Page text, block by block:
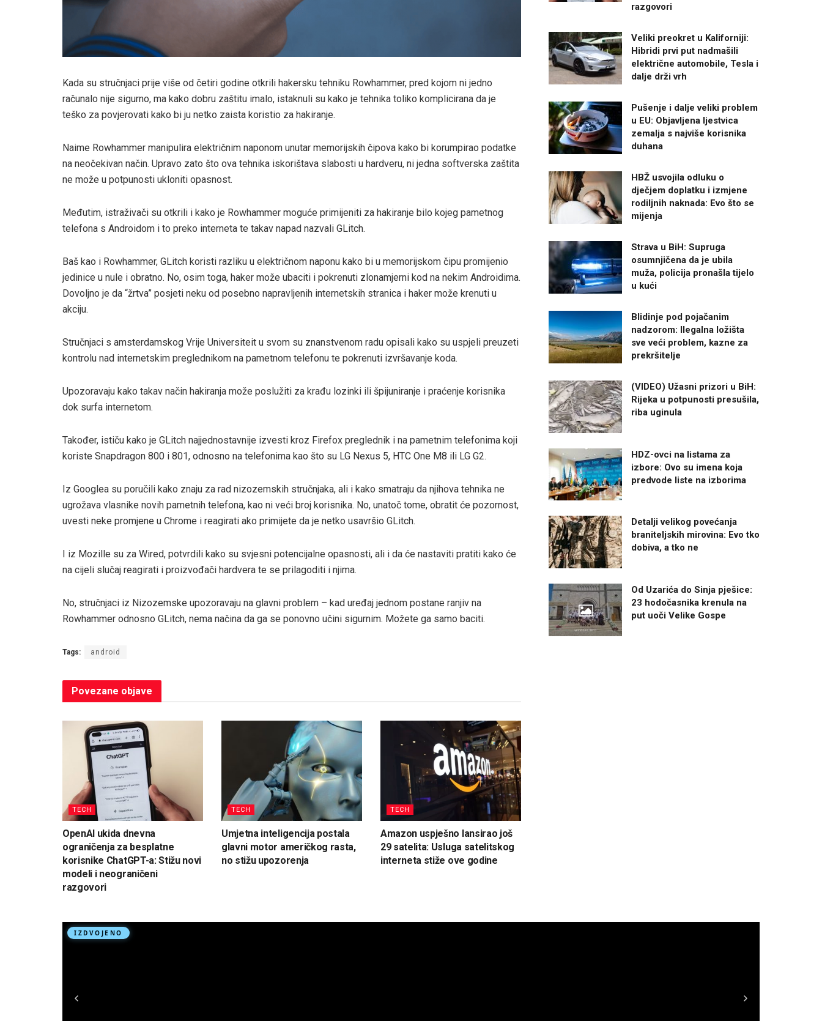
Kada su stručnjaci prije više od četiri godine otkrili hakersku tehniku Rowhammer, pred kojom ni jedno
računalo nije sigurno, ma kako dobru zaštitu imalo, istaknuli su kako je tehnika toliko komplicirana da je
teško za povjerovati kako bi ju netko zaista koristio za hakiranje.
Naime Rowhammer manipulira električnim naponom unutar memorijskih čipova kako bi korumpirao podatke
na neočekivan način. Upravo zato što ova tehnika iskorištava slabosti u hardveru, ni jedna softverska zaštita
ne može u potpunosti ukloniti opasnost.
Međutim, istraživači su otkrili i kako je Rowhammer moguće primijeniti za hakiranje bilo kojeg pametnog
telefona s Androidom i to preko interneta te takav napad nazvali GLitch.
Baš kao i Rowhammer, GLitch koristi razliku u električnom naponu kako bi u memorijskom čipu promijenio
jedinice u nule i obratno. No, osim toga, haker može ubaciti i pokrenuti zlonamjerni kod na nekim Androidima.
Dovoljno je da “žrtva” posjeti neku od posebno napravljenih internetskih stranica i haker može krenuti u
akciju.
Stručnjaci s amsterdamskog Vrije Universiteit u svom su znanstvenom radu opisali kako su uspjeli preuzeti
kontrolu nad internetskim preglednikom na pametnom telefonu te pokrenuti izvršavanje koda.
Upozoravaju kako takav način hakiranja može poslužiti za krađu lozinki ili špijuniranje i praćenje korisnika
dok surfa internetom.
Također, ističu kako je GLitch najjednostavnije izvesti kroz Firefox preglednik i na pametnim telefonima koji
koriste Snapdragon 800 i 801, odnosno na telefonima kao što su LG Nexus 5, HTC One M8 ili LG G2.
Iz Googlea su poručili kako znaju za rad nizozemskih stručnjaka, ali i kako smatraju da njihova tehnika ne
ugrožava vlasnike novih pametnih telefona, kao ni veći broj korisnika. No, unatoč tome, obratit će pozornost,
uvesti neke promjene u Chrome i reagirati ako primijete da je netko usavršio GLitch.
I iz Mozille su za Wired, potvrdili kako su svjesni potencijalne opasnosti, ali i da će nastaviti pratiti kako će
na cijeli slučaj reagirati i proizvođači hardvera te se prilagoditi i njima.
No, stručnjaci iz Nizozemske upozoravaju na glavni problem – kad uređaj jednom postane ranjiv na
Rowhammer odnosno GLitch, nema načina da ga se ponovno učini sigurnim. Možete ga samo baciti.
Tags: android
Povezane objave
TECH
OpenAI ukida dnevna
ograničenja za besplatne
korisnike ChatGPT-a: Stižu novi
modeli i neograničeni
razgovori
TECH
Umjetna inteligencija postala
glavni motor američkog rasta,
no stižu upozorenja
TECH
Amazon uspješno lansirao još
29 satelita: Usluga satelitskog
interneta stiže ove godine
razgovori
Veliki preokret u Kaliforniji:
Hibridi prvi put nadmašili
električne automobile, Tesla i
dalje drži vrh
Pušenje i dalje veliki problem
u EU: Objavljena ljestvica
zemalja s najviše korisnika
duhana
HBŽ usvojila odluku o
dječjem doplatku i izmjene
rodiljnih naknada: Evo što se
mijenja
Strava u BiH: Supruga
osumnjičena da je ubila
muža, policija pronašla tijelo
u kući
Blidinje pod pojačanim
nadzorom: Ilegalna ložišta
sve veći problem, kazne za
prekršitelje
(VIDEO) Užasni prizori u BiH:
Rijeka u potpunosti presušila,
riba uginula
HDZ-ovci na listama za
izbore: Ovo su imena koja
predvode liste na izborima
Detalji velikog povećanja
braniteljskih mirovina: Evo tko
dobiva, a tko ne
Od Uzarića do Sinja pješice:
23 hodočasnika krenula na
put uoči Velike Gospe